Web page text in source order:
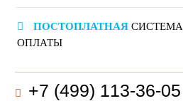
ПОСТОПЛАТНАЯ СИСТЕМА
ОПЛАТЫ
+7 (499) 113-36-05